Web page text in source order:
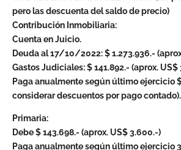
pero las descuenta del saldo de precio)
Contribución Inmobiliaria:
Cuenta en Juicio.
Deuda al 17/10/2022: $ 1.273.936.-
Gastos Judiciales: $ 141.892.- (aprox. US$
Paga anualmente según último ejercicio
considerar descuentos por pago
Primaria:
Debe $ 143.698.- (aprox. US$ 3.600.-)
Paga anualmente según último ejercicio 3